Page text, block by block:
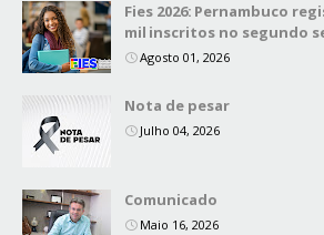
Fies 2026: Pernambuco
mil inscritos no segundo
Agosto 01, 2026
Nota de pesar
Julho 04, 2026
Comunicado
Maio 16, 2026